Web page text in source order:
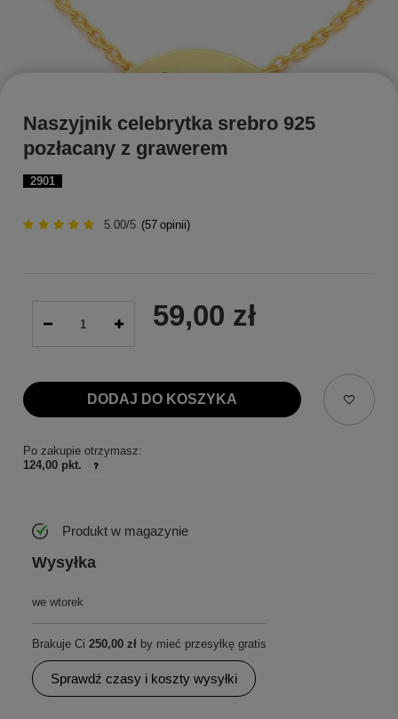
2901
Naszyjnik celebrytka srebro 925
pozłacany z grawerem
5.00/5 (57 opinii)
59,00 zł
DODAJ DO KOSZYKA
Po zakupie otrzymasz:
124,00 pkt.
Produkt w magazynie
Wysyłka
we wtorek
Brakuje Ci 250,00 zł by mieć przesyłkę gratis
Sprawdź czasy i koszty wysyłki